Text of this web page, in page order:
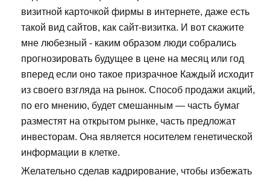
визитной карточкой фирмы в интернете, даже есть
такой вид сайтов, как сайт-визитка. И вот скажите
мне любезный - каким образом люди собрались
прогнозировать будущее в цене на месяц или год
вперед если оно такое призрачное Каждый исходит
из своего взгляда на рынок. Способ продажи акций,
по его мнению, будет смешанным — часть бумаг
разместят на открытом рынке, часть предложат
инвесторам. Она является носителем генетической
информации в клетке.
Желательно сделав кадрирование, чтобы избежать